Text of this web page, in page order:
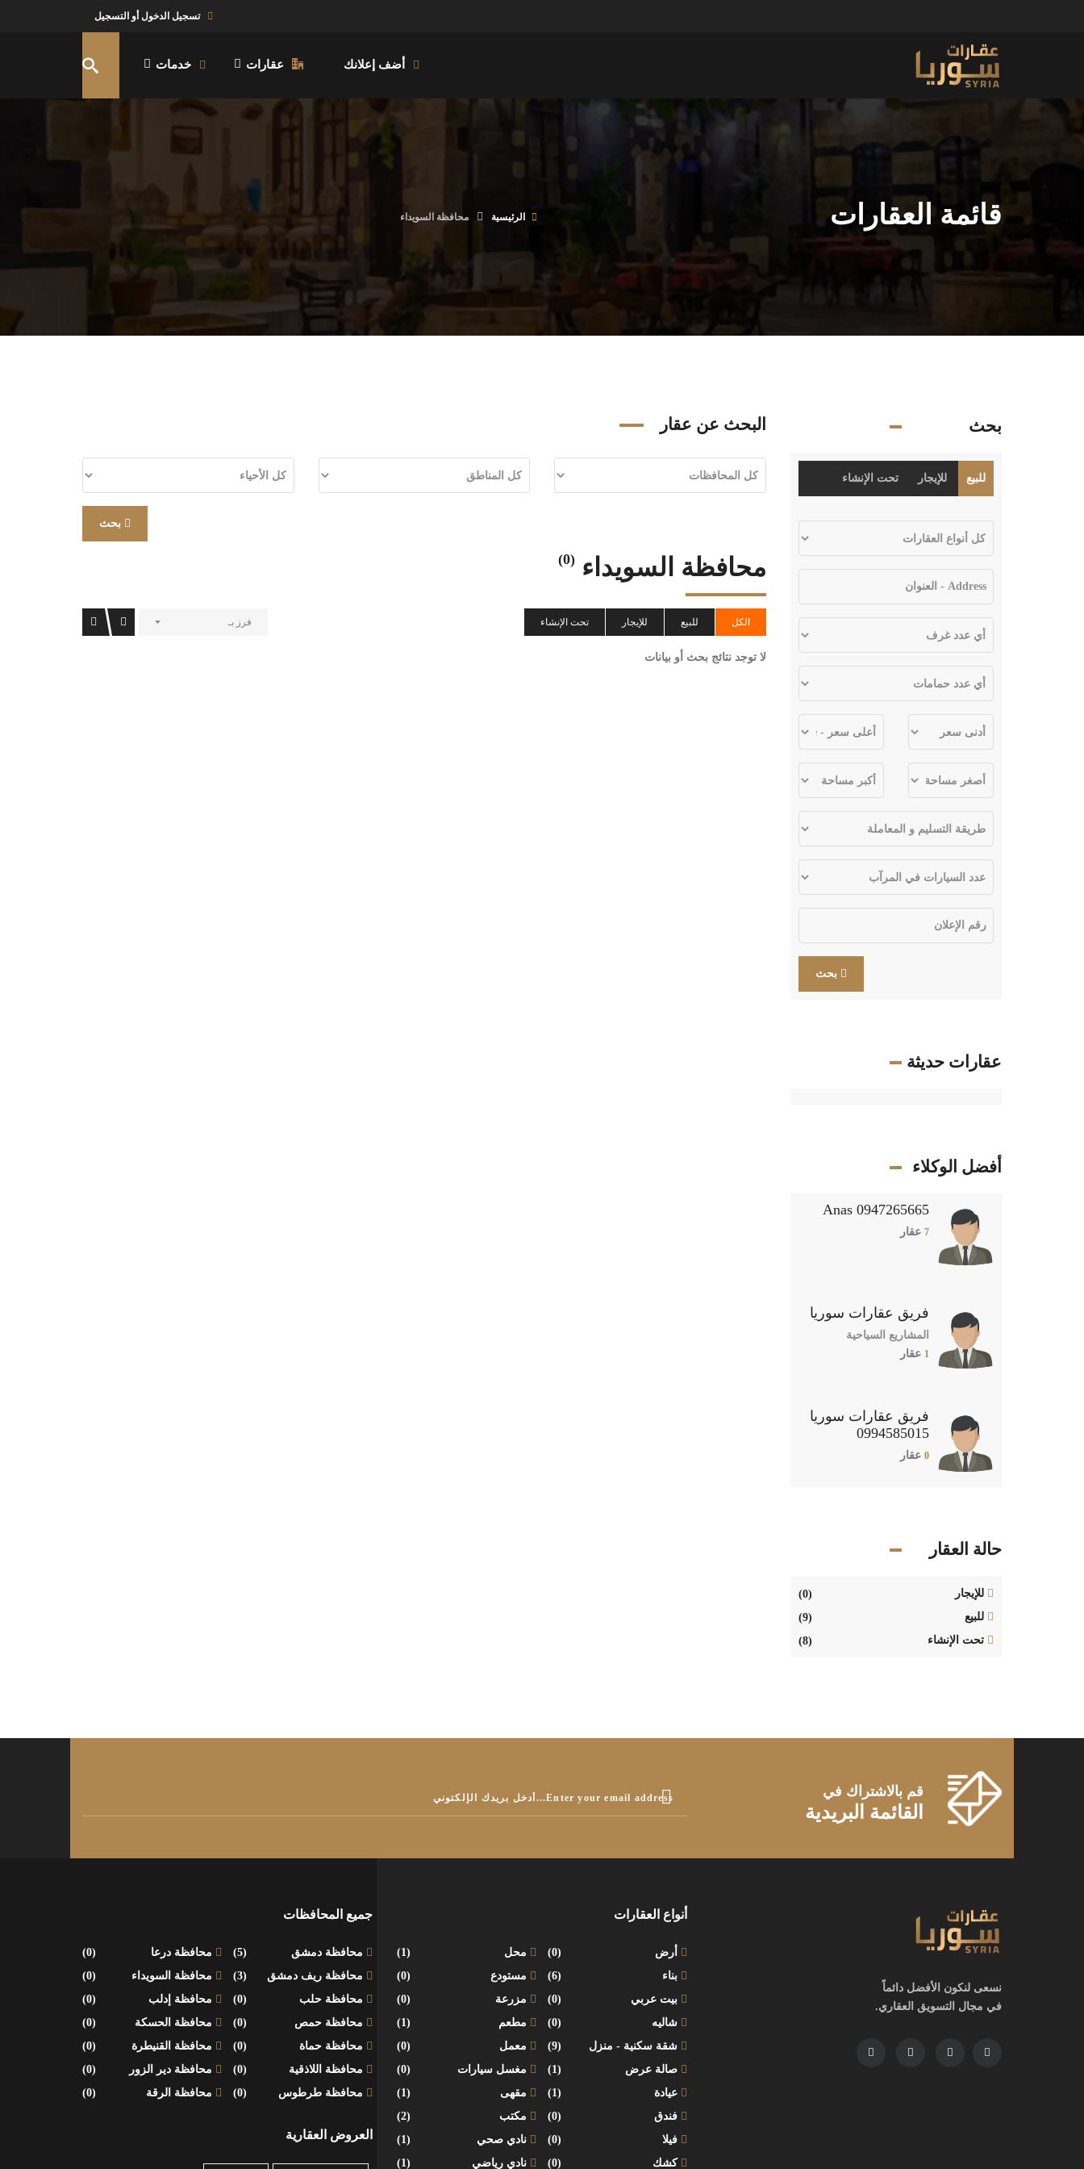
تسجيل الدخول أو التسجيل
أضف إعلانك عقارات خدمات
قائمة العقارات الرئيسية محافظة السويداء
البحث عن عقار
بحث
محافظة السويداء(0)
الكل للبيع للإيجار تحت الإنشاء فرز بـ
لا توجد نتائج بحث أو بيانات
بحث
للبيع للإيجار تحت الإنشاء
بحث
عقارات حديثة
أفضل الوكلاء
Anas 0947265665
7 عقار
فريق عقارات سوريا
المشاريع السياحية
1 عقار
فريق عقارات سوريا
0994585015
0 عقار
حالة العقار
للإيجار
(0)
للبيع
(9)
تحت الإنشاء
(8)
قم بالاشتراك في
القائمة البريدية
نسعى لنكون الأفضل دائماً
في مجال التسويق العقاري.
أنواع العقارات
أرض
(0)
بناء
(6)
بيت عربي
(0)
شاليه
(0)
شقة سكنية - منزل
(9)
صالة عرض
(1)
عيادة
(1)
فندق
(0)
فيلا
(0)
كشك
(0)
محل
(1)
مستودع
(0)
مزرعة
(0)
مطعم
(1)
معمل
(0)
مغسل سيارات
(0)
مقهى
(1)
مكتب
(2)
نادي صحي
(1)
نادي رياضي
(1)
جميع المحافظات
محافظة دمشق
(5)
محافظة ريف دمشق
(3)
محافظة حلب
(0)
محافظة حمص
(0)
محافظة حماة
(0)
محافظة اللاذقية
(0)
محافظة طرطوس
(0)
محافظة درعا
(0)
محافظة السويداء
(0)
محافظة إدلب
(0)
محافظة الحسكة
(0)
محافظة القنيطرة
(0)
محافظة دير الزور
(0)
محافظة الرقة
(0)
العروض العقارية